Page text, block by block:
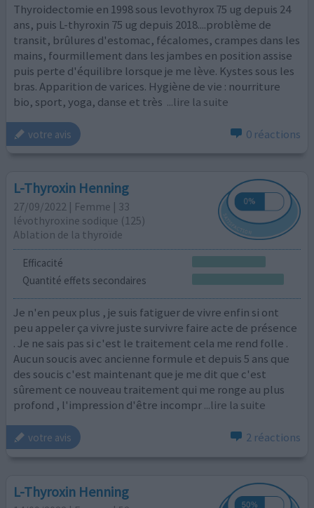
Thyroidectomie en 1998 sous levothyrox 75 ug depuis 24
ans, puis L-thyroxin 75 ug depuis 2018....problème de
transit, brûlures d'estomac, fécalomes, crampes dans les
mains, fourmillement dans les jambes en position assise
puis perte d'équilibre lorsque je me lève. Kystes sous les
bras. Apparition de varices. Hygiène de vie : nourriture
bio, sport, yoga, danse et très ...lire la suite
votre avis 0 réactions
L-Thyroxin Henning
27/09/2022 | Femme | 33
lévothyroxine sodique (125)
Ablation de la thyroïde
Efficacité
Quantité effets secondaires
Je n'en peux plus , je suis fatiguer de vivre enfin si ont
peu appeler ça vivre juste survivre faire acte de présence
. Je ne sais pas si c'est le traitement cela me rend folle .
Aucun soucis avec ancienne formule et depuis 5 ans que
des soucis c'est maintenant que je me dit que c'est
sûrement ce nouveau traitement qui me ronge au plus
profond , l'impression d'être incompr...lire la suite
votre avis 2 réactions
L-Thyroxin Henning